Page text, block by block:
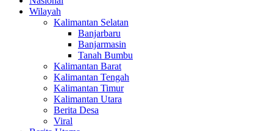
Wilayah
Kalimantan Selatan
Banjarbaru
Banjarmasin
Tanah Bumbu
Kalimantan Barat
Kalimantan Tengah
Kalimantan Timur
Kalimantan Utara
Berita Desa
Viral